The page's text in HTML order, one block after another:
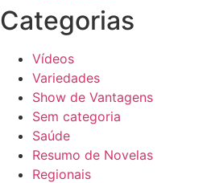
Categorias
Vídeos
Variedades
Show de Vantagens
Sem categoria
Saúde
Resumo de Novelas
Regionais